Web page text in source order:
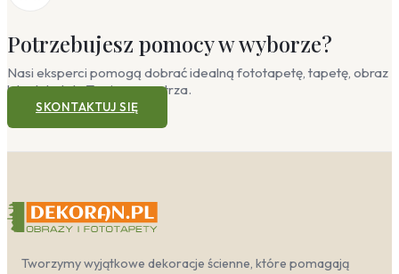
Potrzebujesz pomocy w wyborze?
Nasi eksperci pomogą dobrać idealną fototapetę, tapetę, obraz
lub plakat do Twojego wnętrza.
SKONTAKTUJ SIĘ
Tworzymy wyjątkowe dekoracje ścienne, które pomagają